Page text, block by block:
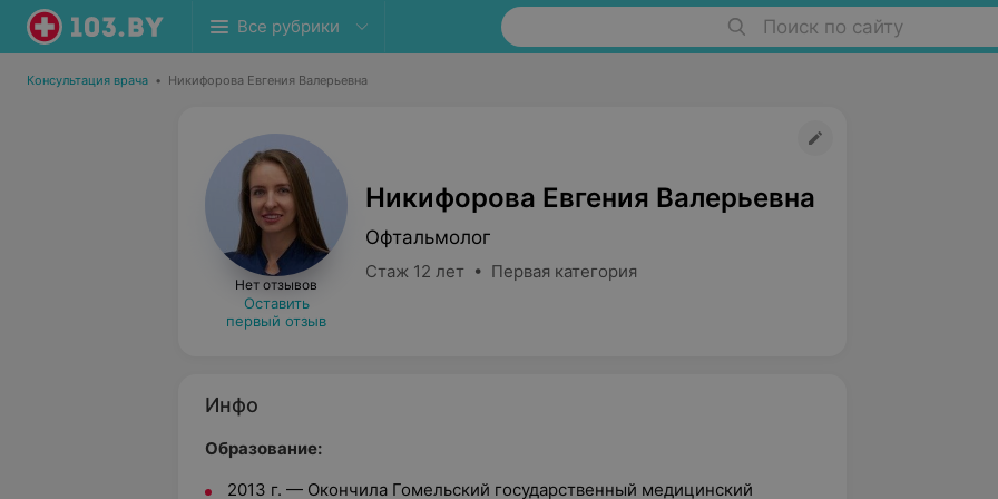
Все рубрики Поиск по сайту
Консультация врача • Никифорова Евгения Валерьевна
Нет отзывов
Оставить
первый отзыв
Никифорова Евгения Валерьевна
Офтальмолог
Стаж 12 лет • Первая категория
Инфо
Образование:
2013 г. — Окончила Гомельский государственный медицинский